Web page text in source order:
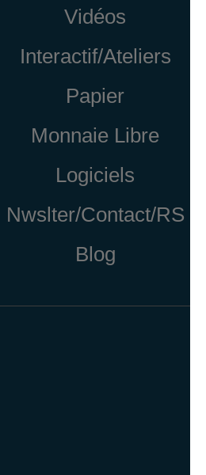
Vidéos
Interactif/Ateliers
Papier
Monnaie Libre
Logiciels
Nwslter/Contact/RS
Blog